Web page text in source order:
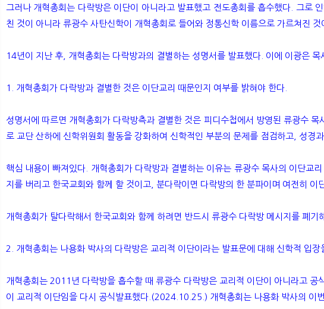
그러나 개혁총회는 다락방은 이단이 아니라고 발표했고 전도총회를 흡수했다. 그로
친 것이 아니라 류광수 사탄신학이 개혁총회로 들어와 정통신학 이름으로 가르쳐진 것
14년이 지난 후, 개혁총회는 다락방과의 결별하는 성명서를 발표했다. 이에 이광은
1. 개혁총회가 다락방과 결별한 것은 이단교리 때문인지 여부를 밝혀야 한다.
성명서에 따르면 개혁총회가 다락방측과 결별한 것은 피디수첩에서 방영된 류광수
로 교단 산하에 신학위원회 활동을 강화하여 신학적인 부분의 문제를 점검하고, 성경
핵심 내용이 빠져있다. 개혁총회가 다락방과 결별하는 이유는 류광수 목사의 이단
지를 버리고 한국교회와 함께 할 것이고, 분다락이면 다락방의 한 분파이며 여전히 이
개혁총회가 탈다락해서 한국교회와 함께 하려면 반드시 류광수 다락방 메시지를 폐
2. 개혁총회는 나용화 박사의 다락방은 교리적 이단이라는 발표문에 대해 신학적 입장
개혁총회는 2011년 다락방을 흡수할 때 류광수 다락방은 교리적 이단이 아니라고
이 교리적 이단임을 다시 공식발표했다.(2024.10.25.) 개혁총회는 나용화 박사의 이